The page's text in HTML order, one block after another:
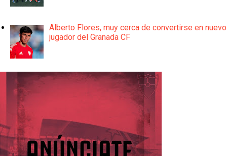
Alberto Flores, muy cerca de convertirse en nuevo
jugador del Granada CF